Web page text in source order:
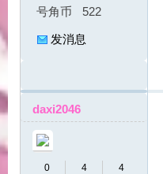
号角币
522
发消息
daxi2046
0
4
4